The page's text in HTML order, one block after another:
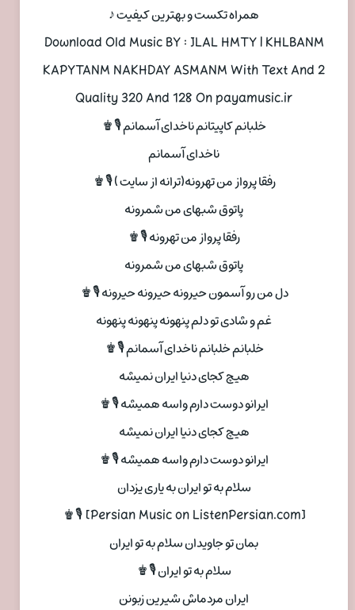
همراه تکست و بهترین کیفیت ♪
Download Old Music BY : JLAL HMTY | KHLBANM
KAPYTANM NAKHDAY ASMANM With Text And 2
Quality 320 And 128 On payamusic.ir
خلبانم کاپیتانم ناخدای آسمانم 🎙♚
ناخدای آسمانم
رفقا پرواز من تهرونه(ترانه از سایت ) 🎙♚
پاتوق شبهای من شمرونه
رفقا پرواز من تهرونه 🎙♚
پاتوق شبهای من شمرونه
دل من رو آسمون حیرونه حیرونه حیرونه 🎙♚
غم و شادی تو دلم پنهونه پنهونه پنهونه
خلبانم خلبانم ناخدای آسمانم 🎙♚
هیچ کجای دنیا ایران نمیشه
ایرانو دوست دارم واسه همیشه 🎙♚
هیچ کجای دنیا ایران نمیشه
ایرانو دوست دارم واسه همیشه 🎙♚
سلام به تو ایران به یاری یزدان
[Persian Music on ListenPersian.com] 🎙♚
بمان تو جاویدان سلام به تو ایران
سلام به تو ایران 🎙♚
ایران مردماش شیرین زبونن